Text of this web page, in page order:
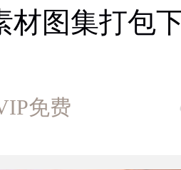
材图集打包
免费